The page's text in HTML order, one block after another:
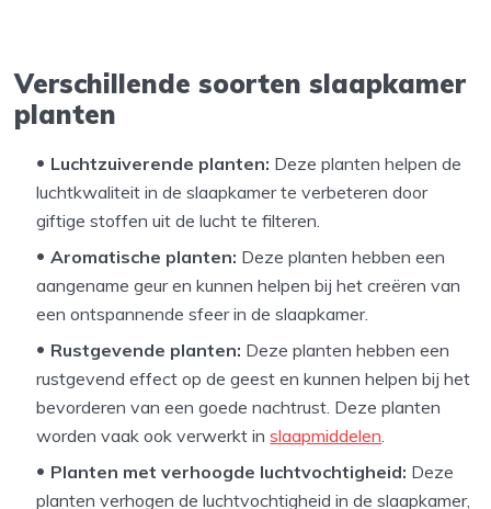
Verschillende soorten slaapkamer
planten
Luchtzuiverende planten: Deze planten helpen de
luchtkwaliteit in de slaapkamer te verbeteren door
giftige stoffen uit de lucht te filteren.
Aromatische planten: Deze planten hebben een
aangename geur en kunnen helpen bij het creëren van
een ontspannende sfeer in de slaapkamer.
Rustgevende planten: Deze planten hebben een
rustgevend effect op de geest en kunnen helpen bij het
bevorderen van een goede nachtrust. Deze planten
worden vaak ook verwerkt inslaapmiddelen.
Planten met verhoogde luchtvochtigheid: Deze
planten verhogen de luchtvochtigheid in de slaapkamer,